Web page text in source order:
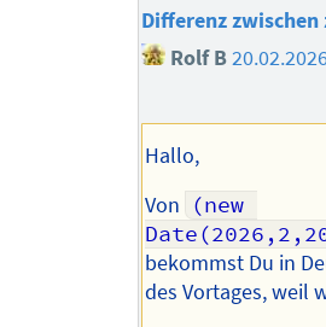
Differenz
Rolf B
Hallo,
Von (new
bekommst Du in
des Vortages, weil